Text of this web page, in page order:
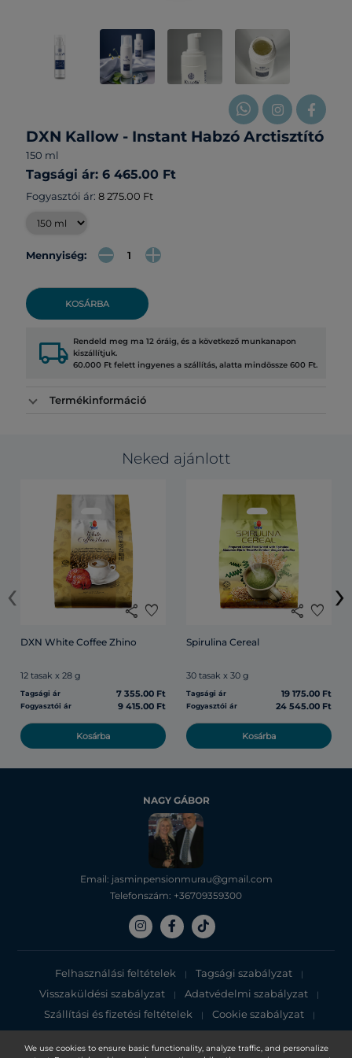
We use cookies to ensure basic functionality, analyze traffic, and personalize
DXN Kallow - Instant Habzó Arctisztító
150 ml
Tagsági ár: 6 465.00 Ft
Fogyasztói ár: 8 275.00 Ft
Mennyiség:
KOSÁRBA
local_shipping Rendeld meg ma 12 óráig, és a következő munkanapon
kiszállítjuk.
60.000 Ft felett ingyenes a szállítás, alatta mindössze 600 Ft.
Termékinformáció
Neked ajánlott
share favorite
DXN White Coffee Zhino
12 tasak x 28 g
Tagsági ár 7 355.00 Ft
Fogyasztói ár 9 415.00 Ft
Kosárba
share favorite
Spirulina Cereal
30 tasak x 30 g
Tagsági ár 19 175.00 Ft
Fogyasztói ár 24 545.00 Ft
Kosárba
‹ ›
NAGY GÁBOR
Email: jasminpensionmurau@gmail.com
Telefonszám: +36709359300
Felhasználási feltételek | Tagsági szabályzat |
Visszaküldési szabályzat | Adatvédelmi szabályzat |
Szállítási és fizetési feltételek | Cookie szabályzat |
Adatvédelmi tájékoztató